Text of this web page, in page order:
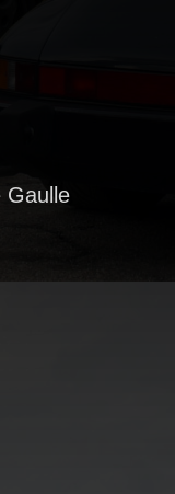
Gaulle